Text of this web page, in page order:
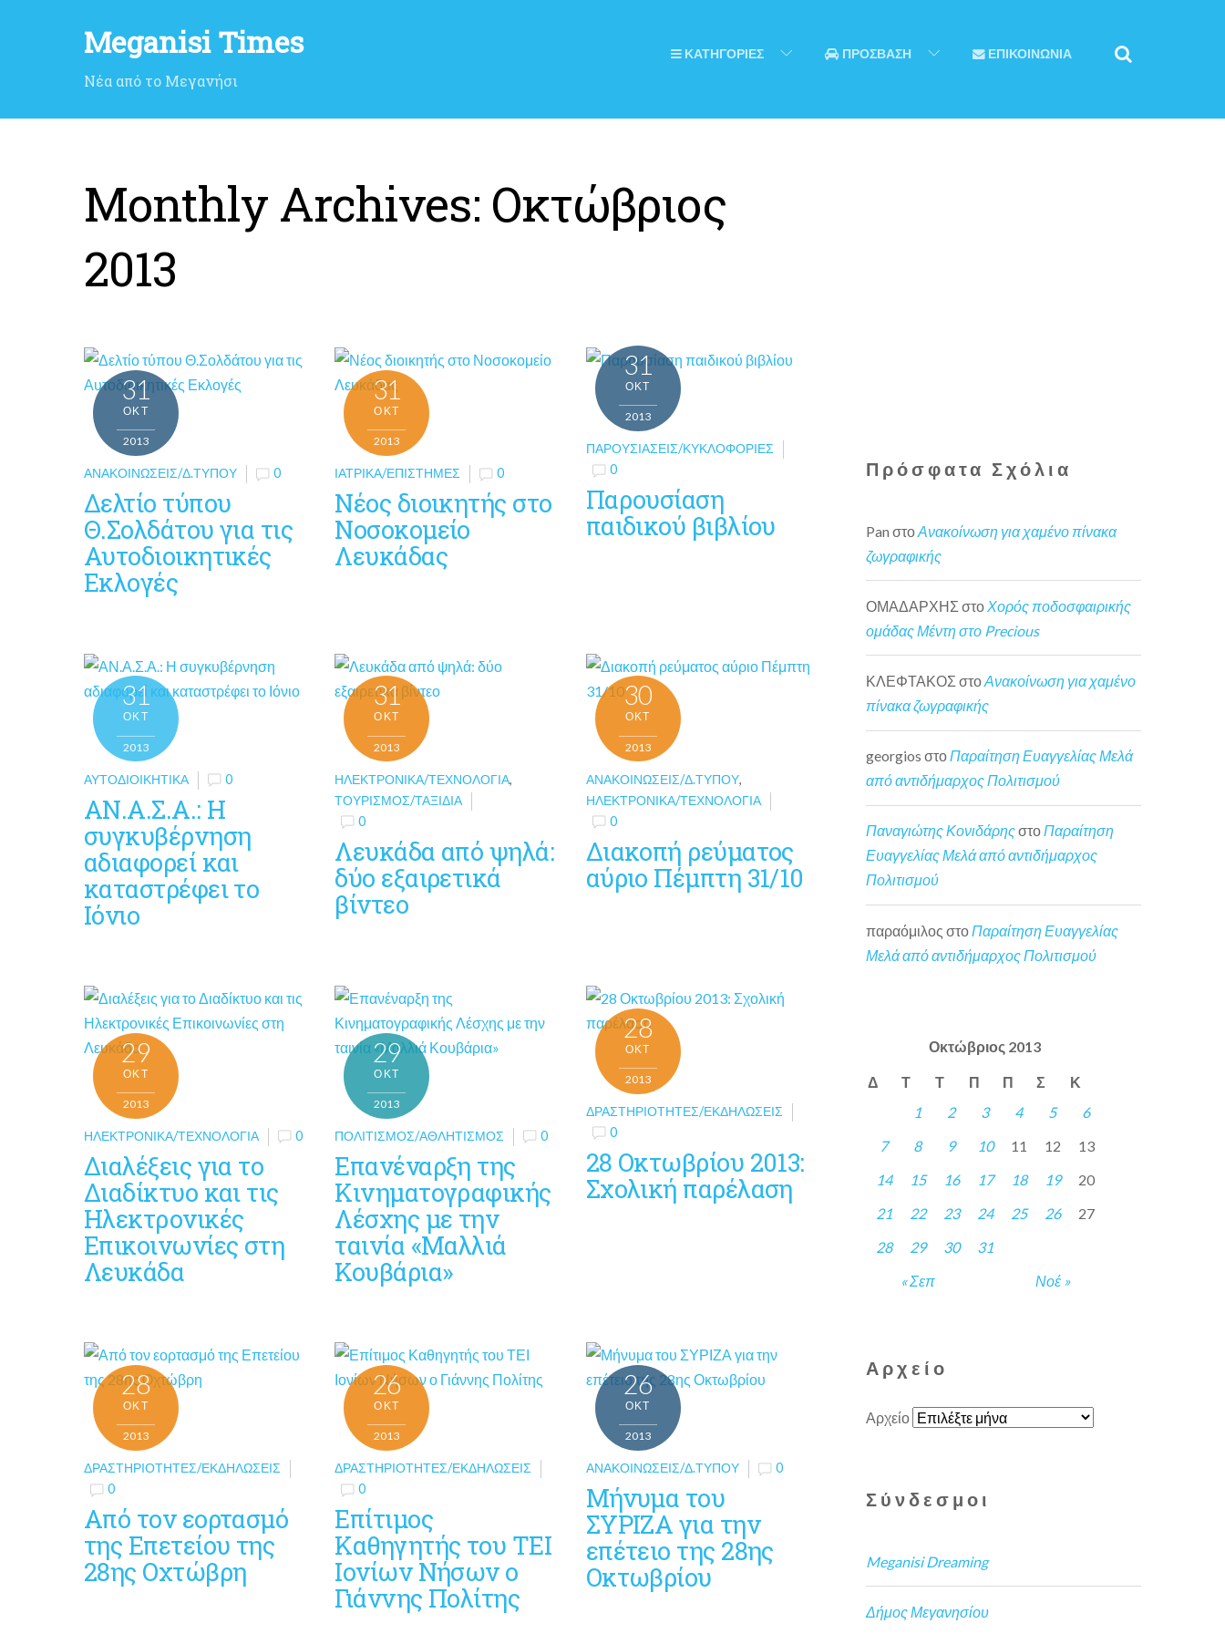
Meganisi Times
Νέα από το Μεγανήσι
ΚΑΤΗΓΟΡΙΕΣ ΠΡΟΣΒΑΣΗ ΕΠΙΚΟΙΝΩΝΙΑ
Monthly Archives: Οκτώβριος
2013
31
ΟΚΤ
2013
ΑΝΑΚΟΙΝΏΣΕΙΣ/Δ.ΤΎΠΟΥ 0
Δελτίο τύπου
Θ.Σολδάτου για τις
Αυτοδιοικητικές
Εκλογές
31
ΟΚΤ
2013
ΙΑΤΡΙΚΆ/ΕΠΙΣΤΉΜΕΣ 0
Νέος διοικητής στο
Νοσοκομείο
Λευκάδας
31
ΟΚΤ
2013
ΠΑΡΟΥΣΙΆΣΕΙΣ/ΚΥΚΛΟΦΟΡΊΕΣ
0
Παρουσίαση
παιδικού βιβλίου
31
ΟΚΤ
2013
ΑΥΤΟΔΙΟΙΚΗΤΙΚΆ 0
ΑΝ.Α.Σ.Α.: Η
συγκυβέρνηση
αδιαφορεί και
καταστρέφει το
Ιόνιο
31
ΟΚΤ
2013
ΗΛΕΚΤΡΟΝΙΚΆ/ΤΕΧΝΟΛΟΓΊΑ,
ΤΟΥΡΙΣΜΌΣ/ΤΑΞΊΔΙΑ
0
Λευκάδα από ψηλά:
δύο εξαιρετικά
βίντεο
30
ΟΚΤ
2013
ΑΝΑΚΟΙΝΏΣΕΙΣ/Δ.ΤΎΠΟΥ,
ΗΛΕΚΤΡΟΝΙΚΆ/ΤΕΧΝΟΛΟΓΊΑ
0
Διακοπή ρεύματος
αύριο Πέμπτη 31/10
29
ΟΚΤ
2013
ΗΛΕΚΤΡΟΝΙΚΆ/ΤΕΧΝΟΛΟΓΊΑ 0
Διαλέξεις για το
Διαδίκτυο και τις
Ηλεκτρονικές
Επικοινωνίες στη
Λευκάδα
29
ΟΚΤ
2013
ΠΟΛΙΤΙΣΜΌΣ/ΑΘΛΗΤΙΣΜΌΣ 0
Επανέναρξη της
Κινηματογραφικής
Λέσχης με την
ταινία «Μαλλιά
Κουβάρια»
28
ΟΚΤ
2013
ΔΡΑΣΤΗΡΙΌΤΗΤΕΣ/ΕΚΔΗΛΏΣΕΙΣ
0
28 Οκτωβρίου 2013:
Σχολική παρέλαση
28
ΟΚΤ
2013
ΔΡΑΣΤΗΡΙΌΤΗΤΕΣ/ΕΚΔΗΛΏΣΕΙΣ
0
Από τον εορτασμό
της Επετείου της
28ης Οχτώβρη
26
ΟΚΤ
2013
ΔΡΑΣΤΗΡΙΌΤΗΤΕΣ/ΕΚΔΗΛΏΣΕΙΣ
0
Επίτιμος
Καθηγητής του ΤΕΙ
Ιονίων Νήσων ο
Γιάννης Πολίτης
26
ΟΚΤ
2013
ΑΝΑΚΟΙΝΏΣΕΙΣ/Δ.ΤΎΠΟΥ 0
Μήνυμα του
ΣΥΡΙΖΑ για την
επέτειο της 28ης
Οκτωβρίου
Πρόσφατα Σχόλια
Pan στοΑνακοίνωση για χαμένο πίνακα
ζωγραφικής
ΟΜΑΔΑΡΧΗΣ στο Χορός ποδοσφαιρικής
ομάδας Μέντη στο Precious
ΚΛΕΦΤΑΚΟΣ στοΑνακοίνωση για χαμένο
πίνακα ζωγραφικής
georgios στοΠαραίτηση Ευαγγελίας Μελά
από αντιδήμαρχος Πολιτισμού
Παναγιώτης ΚονιδάρηςστοΠαραίτηση
Ευαγγελίας Μελά από αντιδήμαρχος
Πολιτισμού
παραόμιλος στο Παραίτηση Ευαγγελίας
Μελά από αντιδήμαρχος Πολιτισμού
Οκτώβριος 2013
Δ Τ Τ Π Π Σ Κ
« Σεπ Νοέ »
1 2 3 4 5
6
7
8 9 10 11 12
13
14
15 16 17 18 19
20
21
22 23 24 25 26
27
28
29 30 31
Αρχείο
Αρχείο
Σύνδεσμοι
Meganisi Dreaming
Δήμος Μεγανησίου